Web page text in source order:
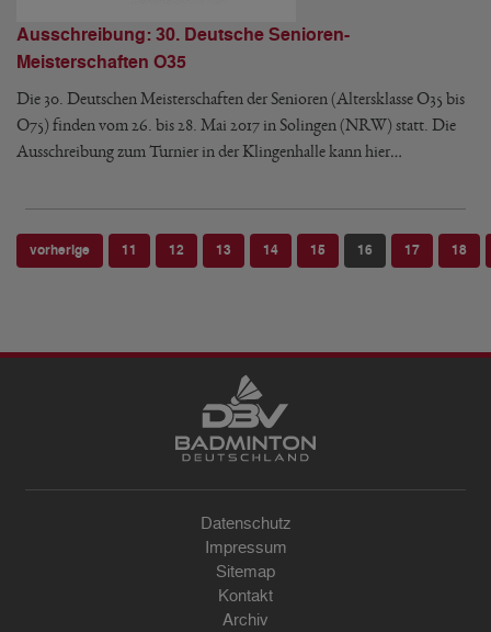
Ausschreibung: 30. Deutsche Senioren-
Meisterschaften O35
Die 30. Deutschen Meisterschaften der Senioren (Altersklasse O35 bis
O75) finden vom 26. bis 28. Mai 2017 in Solingen (NRW) statt. Die
Ausschreibung zum Turnier in der Klingenhalle kann hier…
vorherige 11 12 13 14 15 16 17 18
Datenschutz
Impressum
Sitemap
Kontakt
Archiv